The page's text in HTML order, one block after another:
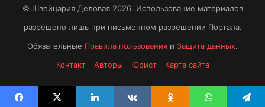
© Швейцария Деловая 2026. Использование материалов
разрешено лишь при письменном разрешении Портала.
Обязательные Правила пользования и Защита данных.
Контакт
Авторы Юрист Карта сайта